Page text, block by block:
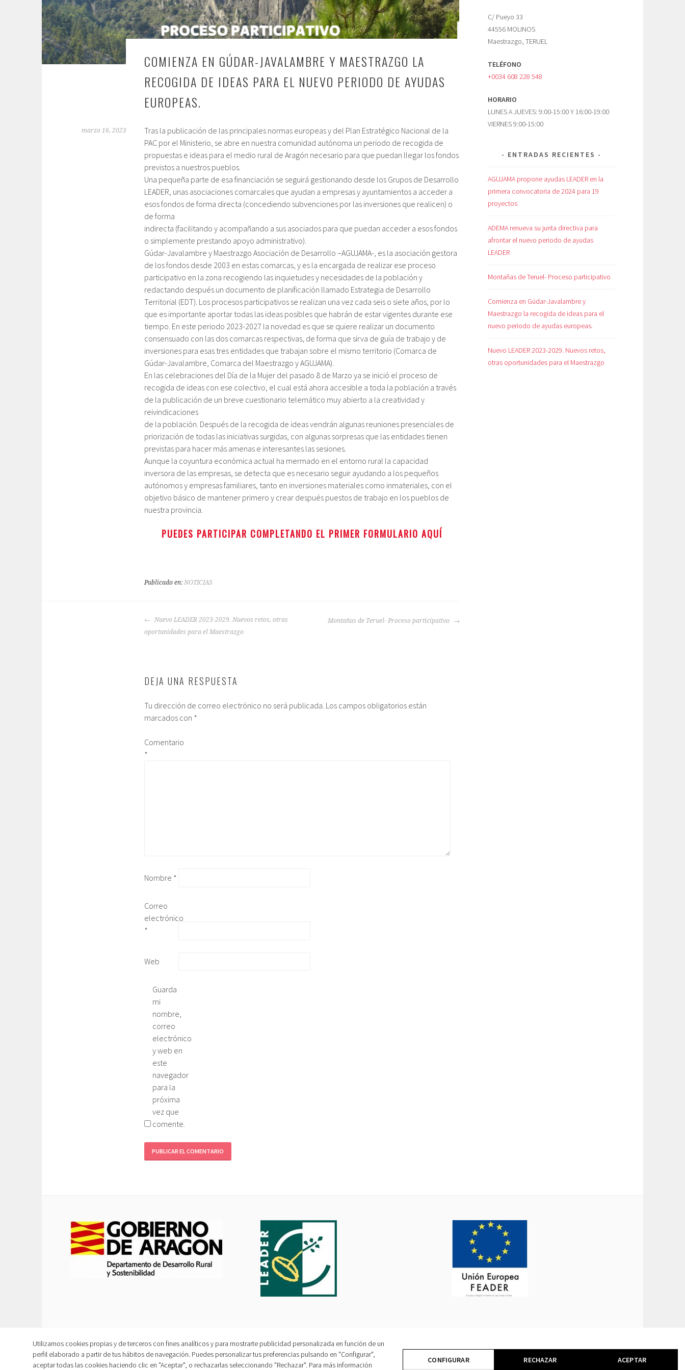
COMIENZA EN GÚDAR-JAVALAMBRE Y MAESTRAZGO LA
RECOGIDA DE IDEAS PARA EL NUEVO PERIODO DE AYUDAS
EUROPEAS.
marzo 16, 2023
Tras la publicación de las principales normas europeas y del Plan Estratégico Nacional de la
PAC por el Ministerio, se abre en nuestra comunidad autónoma un periodo de recogida de
propuestas e ideas para el medio rural de Aragón necesario para que puedan llegar los fondos
previstos a nuestros pueblos.
Una pequeña parte de esa financiación se seguirá gestionando desde los Grupos de Desarrollo
LEADER, unas asociaciones comarcales que ayudan a empresas y ayuntamientos a acceder a
esos fondos de forma directa (concediendo subvenciones por las inversiones que realicen) o
de forma
indirecta (facilitando y acompañando a sus asociados para que puedan acceder a esos fondos
o simplemente prestando apoyo administrativo).
Gúdar-Javalambre y Maestrazgo Asociación de Desarrollo –AGUJAMA-, es la asociación gestora
de los fondos desde 2003 en estas comarcas, y es la encargada de realizar ese proceso
participativo en la zona recogiendo las inquietudes y necesidades de la población y
redactando después un documento de planificación llamado Estrategia de Desarrollo
Territorial (EDT). Los procesos participativos se realizan una vez cada seis o siete años, por lo
que es importante aportar todas las ideas posibles que habrán de estar vigentes durante ese
tiempo. En este periodo 2023-2027 la novedad es que se quiere realizar un documento
consensuado con las dos comarcas respectivas, de forma que sirva de guía de trabajo y de
inversiones para esas tres entidades que trabajan sobre el mismo territorio (Comarca de
Gúdar-Javalambre, Comarca del Maestrazgo y AGUJAMA).
En las celebraciones del Día de la Mujer del pasado 8 de Marzo ya se inició el proceso de
recogida de ideas con ese colectivo, el cual está ahora accesible a toda la población a través
de la publicación de un breve cuestionario telemático muy abierto a la creatividad y
reivindicaciones
de la población. Después de la recogida de ideas vendrán algunas reuniones presenciales de
priorización de todas las iniciativas surgidas, con algunas sorpresas que las entidades tienen
previstas para hacer más amenas e interesantes las sesiones.
Aunque la coyuntura económica actual ha mermado en el entorno rural la capacidad
inversora de las empresas, se detecta que es necesario seguir ayudando a los pequeños
autónomos y empresas familiares, tanto en inversiones materiales como inmateriales, con el
objetivo básico de mantener primero y crear después puestos de trabajo en los pueblos de
nuestra provincia.
PUEDES PARTICIPAR COMPLETANDO EL PRIMER FORMULARIO AQUÍ
Publicado en: NOTICIAS
NAVEGACIÓN
DE
Nuevo LEADER 2023-2029. Nuevos retos, otras
oportunidades para el Maestrazgo
Montañas de Teruel- Proceso participativo
DEJA UNA RESPUESTA
Tu dirección de correo electrónico no será publicada. Los campos obligatorios están
marcados con *
Comentario
*
Nombre *
Correo
electrónico
*
Web
Guarda
mi
nombre,
correo
electrónico
y web en
este
navegador
para la
próxima
vez que
comente.
C/ Pueyo 33
44556 MOLINOS
Maestrazgo, TERUEL
TELÉFONO
+0034 608 228 548
HORARIO
LUNES A JUEVES: 9:00-15:00 Y 16:00-19:00
VIERNES 9:00-15:00
ENTRADAS RECIENTES
AGUJAMA propone ayudas LEADER en la
primera convocatoria de 2024 para 19
proyectos
ADEMA renueva su junta directiva para
afrontar el nuevo periodo de ayudas
LEADER
Montañas de Teruel- Proceso participativo
Comienza en Gúdar-Javalambre y
Maestrazgo la recogida de ideas para el
nuevo periodo de ayudas europeas.
Nuevo LEADER 2023-2029. Nuevos retos,
otras oportunidades para el Maestrazgo
AVISO LEGAL|POLÍTICA DE COOKIES| POLÍTICA DE PRIVACIDAD
CREADO CON WORDPRESS | TEMA: SELA POR WORDPRESS.COM.
Utilizamos cookies propias y de terceros con fines analíticos y para mostrarte publicidad personalizada en función de un
perfil elaborado a partir de tus hábitos de navegación. Puedes personalizar tus preferencias pulsando en "Configurar",
aceptar todas las cookies haciendo clic en "Aceptar", o rechazarlas seleccionando "Rechazar". Para más información
CONFIGURAR RECHAZAR ACEPTAR